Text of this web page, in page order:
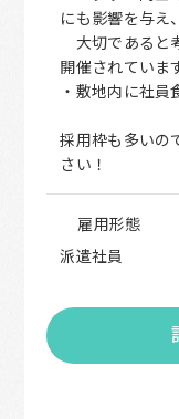
にも影響を与え、
大切であると
開催されていま
・敷地内に社
採用枠も多いの
さい！
雇用形態
派遣社員